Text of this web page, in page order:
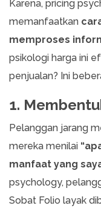
Karena, pricing
memanfaatkan
memproses
psikologi harga ini
penjualan? Ini
1.
Pelanggan jarang
mereka menilai
manfaat yang
psychology,
Sobat Folio layak